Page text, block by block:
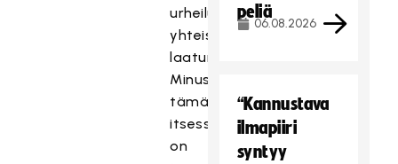
urheilun
yhteisiin
laatumääritelmiin.
Minusta
tämä
itsessään
on
peliä
06.08.2026
“Kannustava
ilmapiiri
syntyy